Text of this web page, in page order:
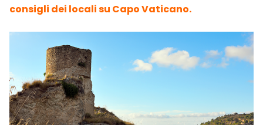
consigli dei locali su Capo Vaticano.